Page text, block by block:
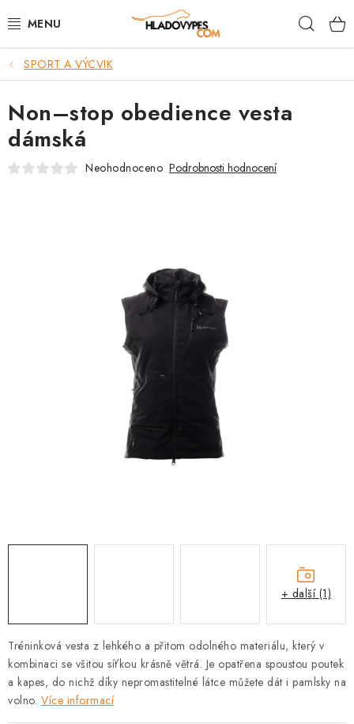
na
POTŘEBY PRO PSY
TAMI PŘEPRAVNÍ BOXY
SPORT SE PSEM
Výměna, vrácení a reklamace
Obchodní podmínky
Hodnocení obchodu
FAQ
SPORT A VÝCVIK
Tréninková vesta z lehkého a přitom odolného materiálu, který v
kombinaci se všitou síťkou krásně větrá. Je opatřena spoustou poutek
a kapes, do nichž díky nepromastitelné látce můžete dát i pamlsky na
volno. Více informací
Non–stop obedience vesta
dámská
Neohodnoceno Podrobnosti hodnocení
+ další (1)